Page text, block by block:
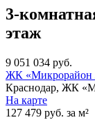
3-
этаж
9 051 034 руб.
ЖК «Микрорайон
Краснодар, ЖК
На карте
127 479 руб. за м²